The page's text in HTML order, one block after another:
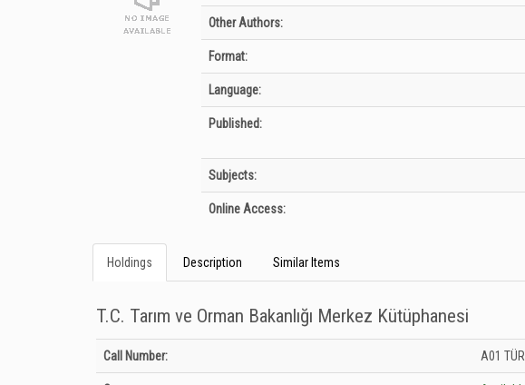
Bibliographic Details
Other Authors:
Format:
Language:
Published:
Subjects:
Online Access:
Holdings Description Similar Items
T.C. Tarım ve Orman Bakanlığı Merkez Kütüphanesi
Holdings details from T.C. Tarım ve Orman Bakanlığı Merkez Kütüphanesi: Unknown
Call Number: A01 TÜR